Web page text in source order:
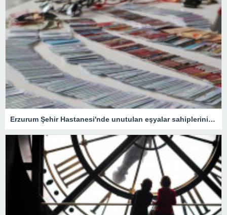
Erzurum Şehir Hastanesi'nde unutulan eşyalar sahiplerini bekliyor: İçlerinde en ilginç olanı ise…